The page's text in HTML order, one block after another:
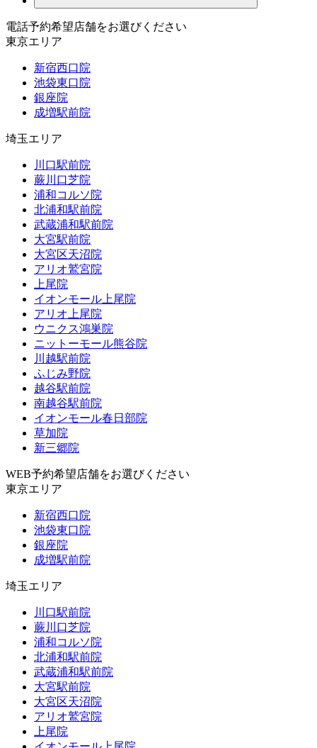
電話予約希望店舗をお選びください
東京エリア
新宿西口院
池袋東口院
銀座院
成増駅前院
埼玉エリア
川口駅前院
蕨川口芝院
浦和コルソ院
北浦和駅前院
武蔵浦和駅前院
大宮駅前院
大宮区天沼院
アリオ鷲宮院
上尾院
イオンモール上尾院
アリオ上尾院
ウニクス鴻巣院
ニットーモール熊谷院
川越駅前院
ふじみ野院
越谷駅前院
南越谷駅前院
イオンモール春日部院
草加院
新三郷院
WEB予約希望店舗をお選びください
東京エリア
新宿西口院
池袋東口院
銀座院
成増駅前院
埼玉エリア
川口駅前院
蕨川口芝院
浦和コルソ院
北浦和駅前院
武蔵浦和駅前院
大宮駅前院
大宮区天沼院
アリオ鷲宮院
上尾院